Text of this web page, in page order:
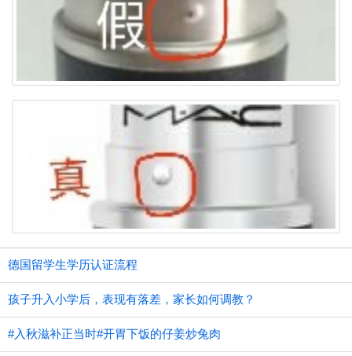
德国留学生学历认证流程
孩子升入小学后，表现有落差，家长如何调教？
#入秋滋补正当时#开胃下饭的仔姜炒兔肉